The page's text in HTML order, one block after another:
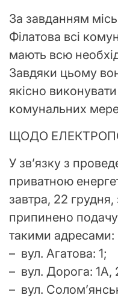
За завданням
Філатова всі
мають всю
Завдяки цьому
якісно
комунальних
ЩОДО
У зв’язку з
приватною
завтра, 22
припинено подачу
такими адресами:
– вул. Агатова: 1;
– вул. Дорога: 1А,
– вул.